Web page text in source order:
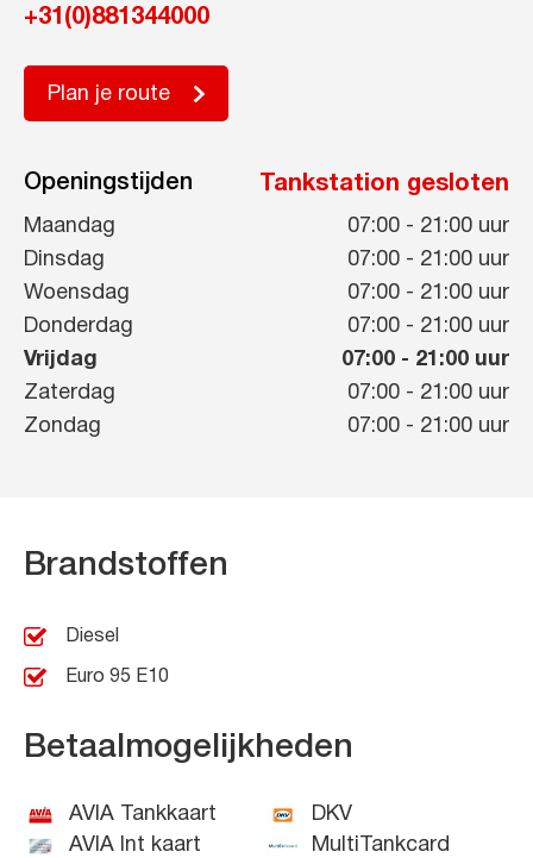
+31(0)881344000
Plan je route
Openingstijden Tankstation gesloten
Maandag 07:00 - 21:00 uur
Dinsdag
07:00 - 21:00 uur
Woensdag
07:00 - 21:00 uur
Donderdag
07:00 - 21:00 uur
Vrijdag
07:00 - 21:00 uur
Zaterdag
07:00 - 21:00 uur
Zondag
07:00 - 21:00 uur
Brandstoffen
Diesel
Euro 95 E10
Betaalmogelijkheden
AVIA Tankkaart
AVIA Int kaart
DKV
MultiTankcard